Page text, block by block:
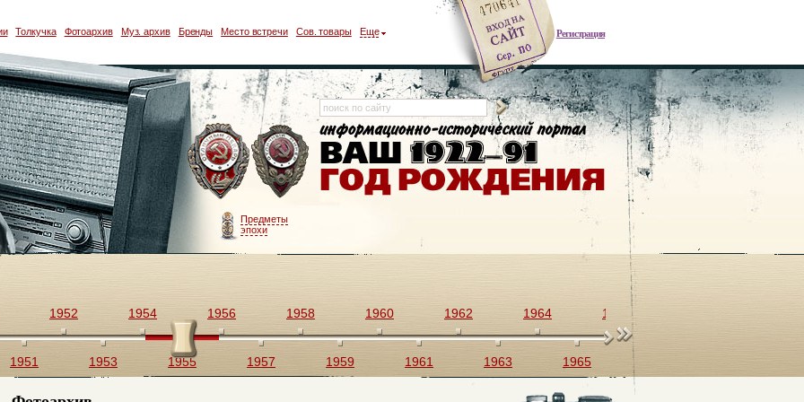
Регистрация
Толкучка Фотоархив Муз. архив Бренды Место встречи Сов. товары Еще
Предметы
эпохи
1951
1952
1953
1954
1955
1956
1957
1958
1959
1960
1961
1962
1963
1964
1965
1966